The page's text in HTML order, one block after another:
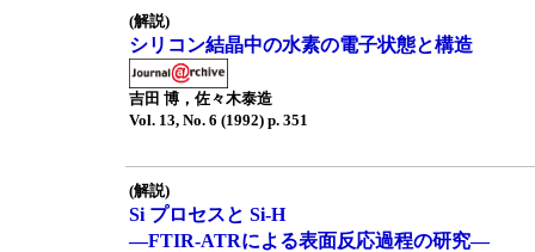
(解説)
シリコン結晶中の水素の電子状態と構造
吉田 博，佐々木泰造
Vol. 13, No. 6 (1992) p. 351
(解説)
Si プロセスと Si-H
—FTIR-ATRによる表面反応過程の研究—